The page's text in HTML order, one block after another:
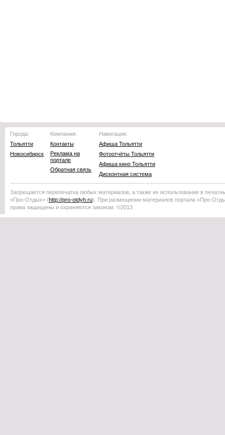
Города:
Тольятти
Новосибирск
Компания:
Контакты
Реклама на
портале
Обратная связь
Навигация:
Афиша Тольятти
Фотоотчёты Тольятти
Афиша кино Тольятти
Дисконтная система
Запрещается перепечатка любых материалов, а также их использование в
«Про-Отдых» (http://pro-otdyh .ru). При размещении материалов портала «Про-
права защищены и охраняются законом. ©2013